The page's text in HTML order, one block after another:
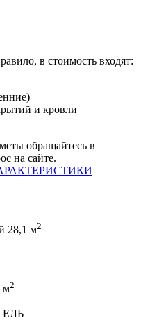
в стоимость входят:
и кровли
обращайтесь в
на сайте.
28,1 м2
м2
ЕЛЬ